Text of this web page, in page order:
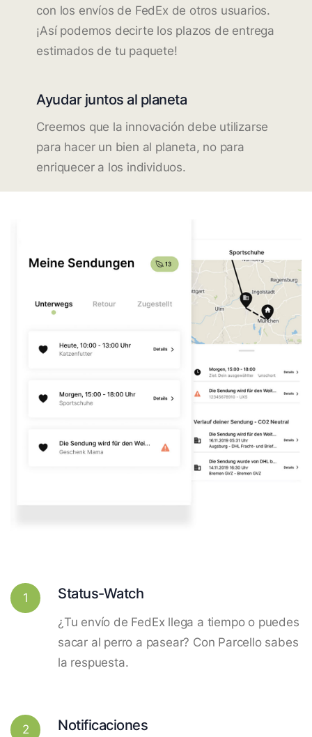
con los envíos de FedEx de otros usuarios.
¡Así podemos decirte los plazos de entrega
estimados de tu paquete!
Ayudar juntos al planeta
Creemos que la innovación debe utilizarse
para hacer un bien al planeta, no para
enriquecer a los individuos.
1 Status-Watch
¿Tu envío de FedEx llega a tiempo o puedes
sacar al perro a pasear? Con Parcello sabes
la respuesta.
2 Notificaciones